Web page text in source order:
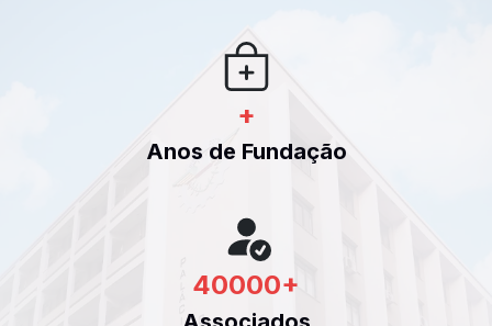
+
Anos de Fundação
40000+